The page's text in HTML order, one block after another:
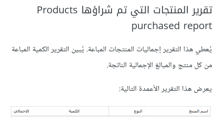
تقرير المنتجات التي تم شراؤها Products
purchased report
يُعطي هذا التقرير إجماليات المنتجات المباعة. يُبين التقرير الكمية المباعة
من كل منتج والمبالغ الإجمالية الناتجة.
يعرض هذا التقرير الأعمدة التالية: